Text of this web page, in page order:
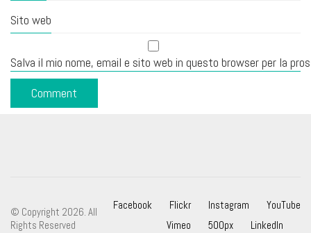
Sito web
Salva il mio nome, email e sito web in questo browser per la
Facebook Flickr Instagram
YouTube
Vimeo
500px LinkedIn
© Copyright 2026. All
Rights Reserved